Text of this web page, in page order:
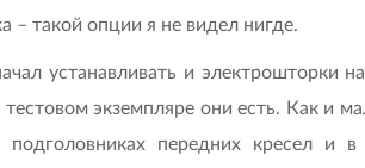
– такой опции я не видел нигде.
устанавливать и электрошторки
экземпляре они есть. Как и
подголовниках передних кресел и в